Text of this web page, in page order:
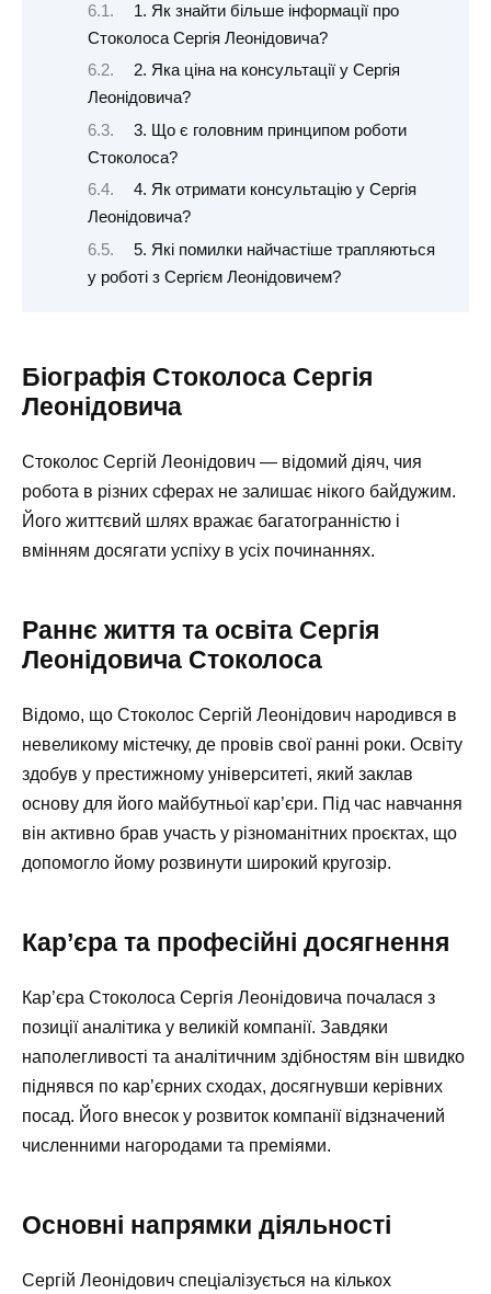
1. Як знайти більше інформації про
Стоколоса Сергія Леонідовича?
2. Яка ціна на консультації у Сергія
Леонідовича?
3. Що є головним принципом роботи
Стоколоса?
4. Як отримати консультацію у Сергія
Леонідовича?
5. Які помилки найчастіше трапляються
у роботі з Сергієм Леонідовичем?
Біографія Стоколоса Сергія
Леонідовича
Стоколос Сергій Леонідович — відомий діяч, чия
робота в різних сферах не залишає нікого байдужим.
Його життєвий шлях вражає багатогранністю і
вмінням досягати успіху в усіх починаннях.
Раннє життя та освіта Сергія
Леонідовича Стоколоса
Відомо, що Стоколос Сергій Леонідович народився в
невеликому містечку, де провів свої ранні роки. Освіту
здобув у престижному університеті, який заклав
основу для його майбутньої кар’єри. Під час навчання
він активно брав участь у різноманітних проєктах, що
допомогло йому розвинути широкий кругозір.
Кар’єра та професійні досягнення
Кар’єра Стоколоса Сергія Леонідовича почалася з
позиції аналітика у великій компанії. Завдяки
наполегливості та аналітичним здібностям він швидко
піднявся по кар’єрних сходах, досягнувши керівних
посад. Його внесок у розвиток компанії відзначений
численними нагородами та преміями.
Основні напрямки діяльності
Сергій Леонідович спеціалізується на кількох